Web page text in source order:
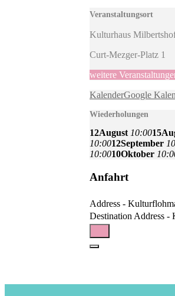
Veranstaltungsort
Kulturhaus
Curt-Mezger-Platz 1
weitere
KalenderGoogle
Wiederholungen
12August 10:0015
10:0012September
10:0010Oktober
Anfahrt
Address -
Destination Address